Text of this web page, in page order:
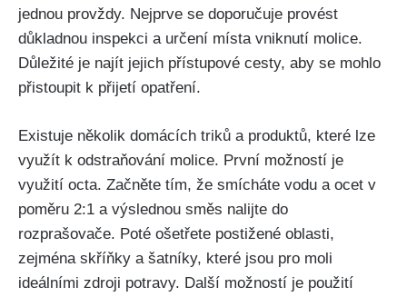
jednou provždy. Nejprve‍ se doporučuje‍ provést
důkladnou inspekci a určení místa vniknutí molice.
Důležité je najít jejich přístupové cesty, aby se mohlo
přistoupit⁣ k přijetí opatření.
Existuje několik domácích triků a produktů, které lze
využít ⁢k odstraňování molice. První možností⁢ je
využití octa. Začněte tím, že smícháte vodu a ocet v
poměru 2:1 a výslednou směs nalijte do
rozprašovače.⁤ Poté ošetřete postižené oblasti,
zejména skříňky ​a šatníky, které ​jsou pro moli
ideálními ⁢zdroji potravy. Další možností je ‌použití